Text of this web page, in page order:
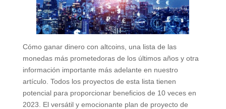
Cómo ganar dinero con altcoins, una lista de las
monedas más prometedoras de los últimos años y otra
información importante más adelante en nuestro
artículo. Todos los proyectos de esta lista tienen
potencial para proporcionar beneficios de 10 veces en
2023. El versátil y emocionante plan de proyecto de